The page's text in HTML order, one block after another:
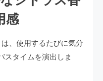
感
、使用するたびに気分
スタイムを演出しま